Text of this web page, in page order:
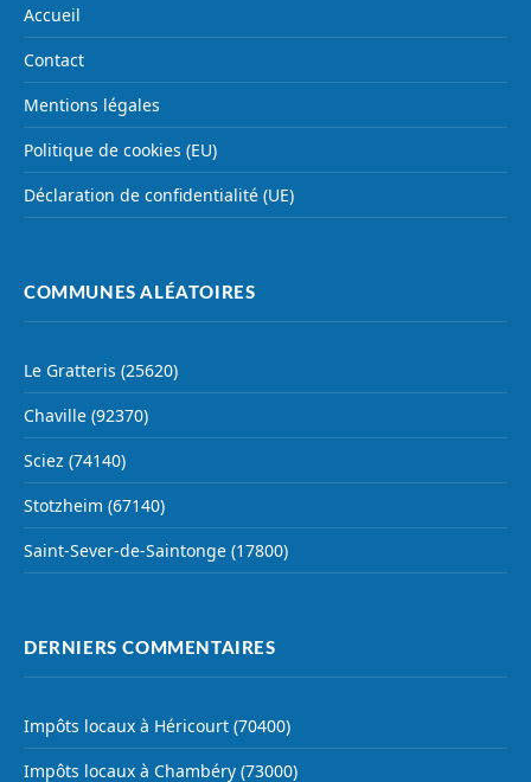
Accueil
Contact
Mentions légales
Politique de cookies (EU)
Déclaration de confidentialité (UE)
COMMUNES ALÉATOIRES
Le Gratteris (25620)
Chaville (92370)
Sciez (74140)
Stotzheim (67140)
Saint-Sever-de-Saintonge (17800)
DERNIERS COMMENTAIRES
Impôts locaux à Héricourt (70400)
Impôts locaux à Chambéry (73000)